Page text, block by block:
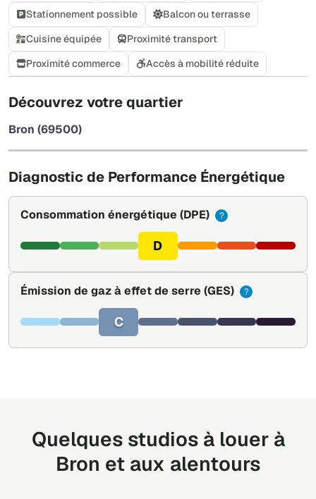
Stationnement possible
Balcon ou terrasse
Cuisine équipée
Proximité transport
Proximité commerce
Accès à mobilité réduite
Découvrez votre quartier
Bron (69500)
Diagnostic de Performance Énergétique
Consommation énergétique (DPE) ?
D
Émission de gaz à effet de serre (GES) ?
C
Quelques studios à louer à
Bron et aux alentours